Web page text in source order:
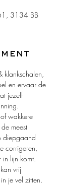
3134 BB
klankschalen,
en ervaar de
jezelf
wakkere
meest
diepgaand
corrigeren,
in lijn komt.
vrij
je vel zitten.